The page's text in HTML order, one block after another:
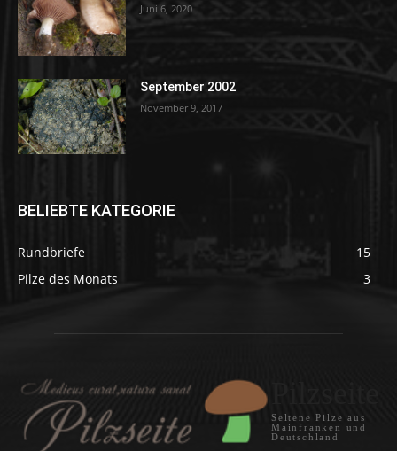
Juni 6, 2020
September 2002
November 9, 2017
BELIEBTE KATEGORIE
Rundbriefe
15
Pilze des Monats
3
Seltene Pilze aus
Mainfranken und
Deutschland